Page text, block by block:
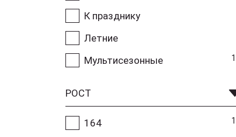
К празднику
Летние
Мультисезонные
РОСТ
164